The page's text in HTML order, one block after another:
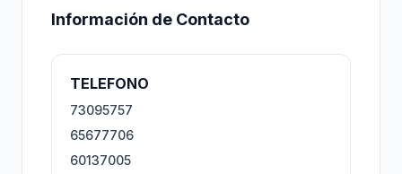
Información de Contacto
TELEFONO
73095757
65677706
60137005